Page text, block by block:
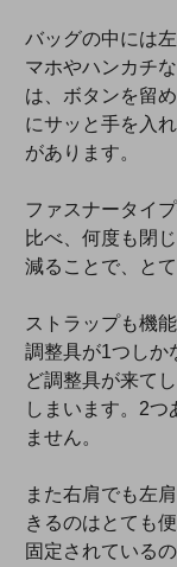
バッグの中には
マホやハンカチ
は、ボタンを留
にサッと手を入
があります。
ファスナータイ
比べ、何度も閉
減ることで、と
ストラップも機
調整具が1つしか
ど調整具が来て
しまいます。2つ
ません。
また右肩でも左
きるのはとても
固定されている